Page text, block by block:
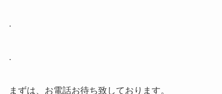
.
.
まずは、お電話お待ち致しております。